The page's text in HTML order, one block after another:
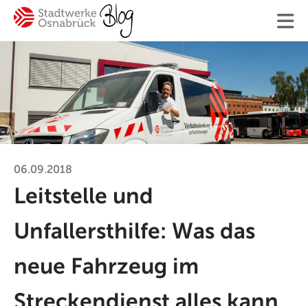
Ihre Suche
#Mobilität
#Trinkwasser #Hilfe
06.09.2018
Leitstelle und
Unfallersthilfe: Was das
neue Fahrzeug im